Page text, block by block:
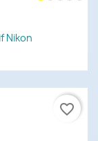
Nikon
favorite_border